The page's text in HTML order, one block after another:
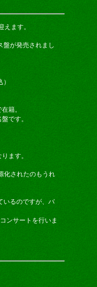
ます。
盤が発売されまし
籍。
です。
ます。
化されたのもうれ
いるのですが、バ
ンサートを行いま